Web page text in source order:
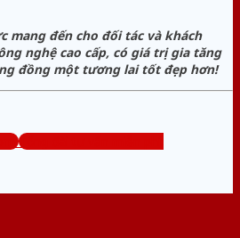
mang đến cho đối tác và khách
nghệ cao cấp, có giá trị gia tăng
đồng một tương lai tốt đẹp hơn!
Tổng đài tư vấn miễn phí: